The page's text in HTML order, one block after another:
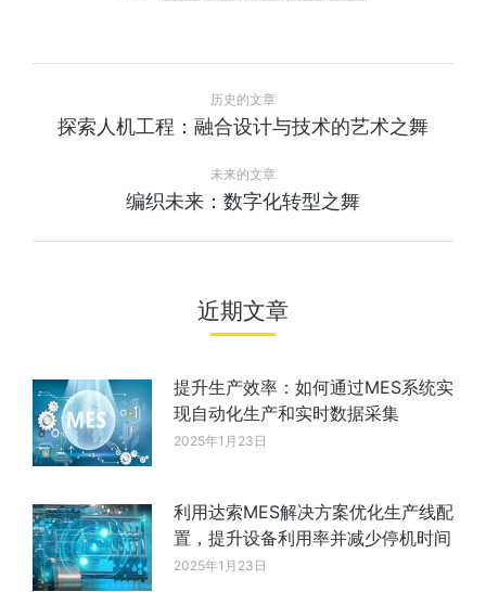
历史的文章
探索人机工程：融合设计与技术的艺术之舞
未来的文章
编织未来：数字化转型之舞
近期文章
提升生产效率：如何通过MES系统实
现自动化生产和实时数据采集
2025年1月23日
利用达索MES解决方案优化生产线配
置，提升设备利用率并减少停机时间
2025年1月23日